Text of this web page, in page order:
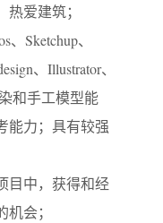
爱建筑；
Sketchup、
、Illustrator、
和手工模型能
能力；具有较强
目中，获得和经
会；